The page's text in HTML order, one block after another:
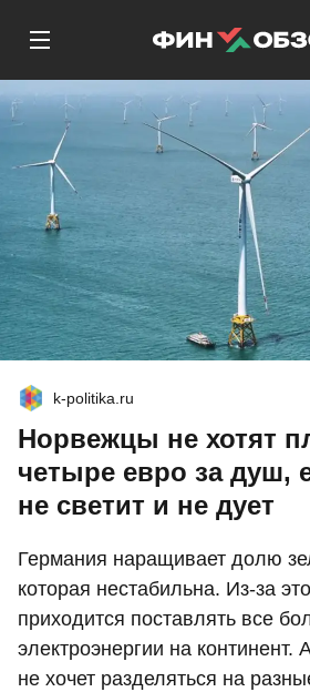
k-politika.ru
Норвежцы не хотят
четыре евро за душ,
не светит и не дует
Германия наращивает долю
которая нестабильна. Из-за
приходится поставлять все
электроэнергии на континент.
не хочет разделяться на